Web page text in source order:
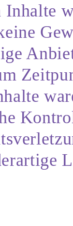
Inhalte